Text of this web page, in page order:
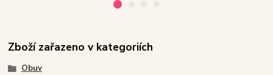
Zboží zařazeno v kategoriích
Obuv